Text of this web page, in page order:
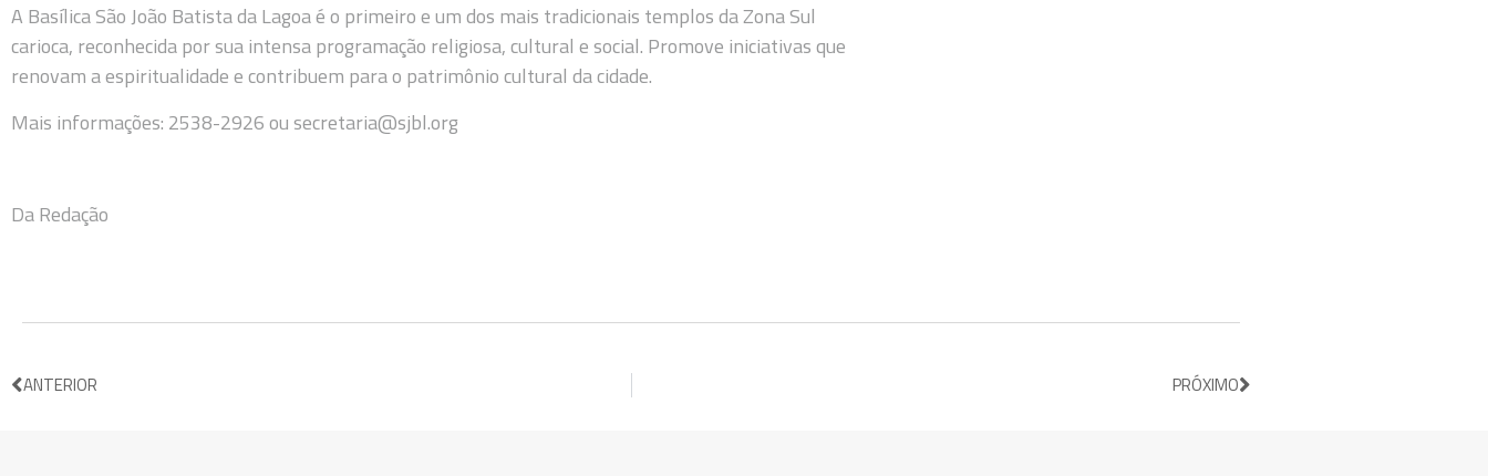
A Basílica São João Batista da Lagoa é o primeiro e um dos mais tradicionais templos da Zona Sul
carioca, reconhecida por sua intensa programação religiosa, cultural e social. Promove iniciativas que
renovam a espiritualidade e contribuem para o patrimônio cultural da cidade.
Mais informações: 2538-2926 ou secretaria@sjbl.org
Da Redação
ANTERIOR PRÓXIMO